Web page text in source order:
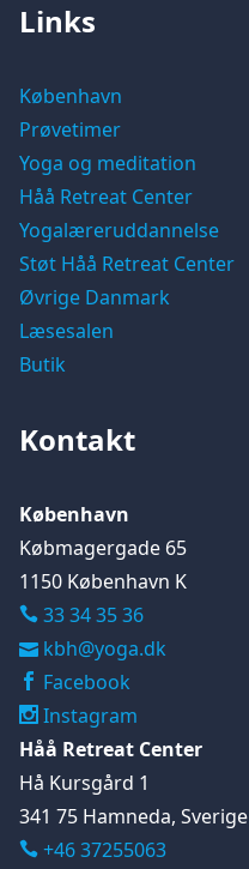
Links
København
Prøvetimer
Yoga og meditation
Håå Retreat Center
Yogalæreruddannelse
Støt Håå Retreat Center
Øvrige Danmark
Læsesalen
Butik
Kontakt
København
Købmagergade 65
1150 København K
33 34 35 36
kbh@yoga.dk
Facebook
Instagram
Håå Retreat Center
Hå Kursgård 1
341 75 Hamneda, Sverige
 +46 37255063